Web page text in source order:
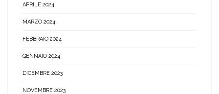
APRILE 2024
MARZO 2024
FEBBRAIO 2024
GENNAIO 2024
DICEMBRE 2023
NOVEMBRE 2023